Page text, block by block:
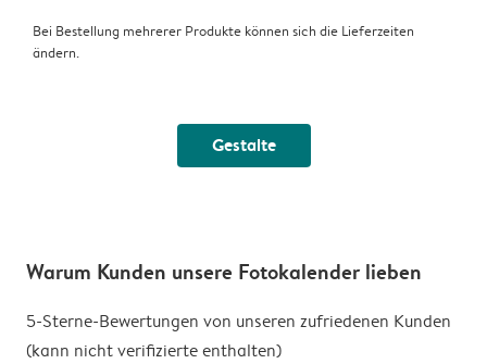
Bei Bestellung mehrerer Produkte können sich die Lieferzeiten
ändern.
Gestalte
Warum Kunden unsere Fotokalender lieben
5-Sterne-Bewertungen von unseren zufriedenen Kunden
(kann nicht verifizierte enthalten)